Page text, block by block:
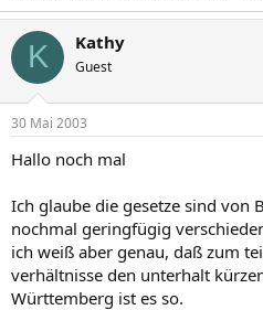
K Kathy
Guest
30 Mai 2003
Hallo noch mal
Ich glaube die gesetze sind von
nochmal geringfügig
ich weiß aber genau, daß zum
verhältnisse den unterhalt
Württemberg ist es so.